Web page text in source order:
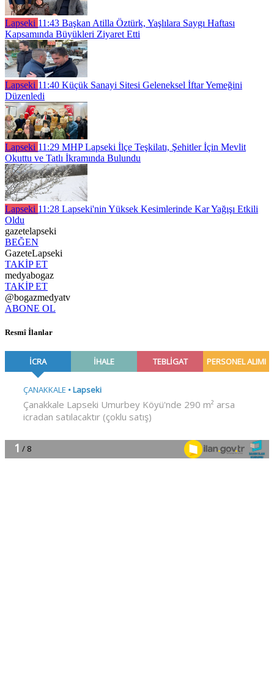
Lapseki 11:43 Başkan Atilla Öztürk, Yaşlılara Saygı Haftası
Kapsamında Büyükleri Ziyaret Etti
Lapseki 11:40 Küçük Sanayi Sitesi Geleneksel İftar Yemeğini
Düzenledi
Lapseki 11:29 MHP Lapseki İlçe Teşkilatı, Şehitler İçin Mevlit
Okuttu ve Tatlı İkramında Bulundu
Lapseki 11:28 Lapseki'nin Yüksek Kesimlerinde Kar Yağışı Etkili
Oldu
gazetelapseki
BEĞEN
GazeteLapseki
TAKİP ET
medyabogaz
TAKİP ET
@bogazmedyatv
ABONE OL
Resmî İlanlar